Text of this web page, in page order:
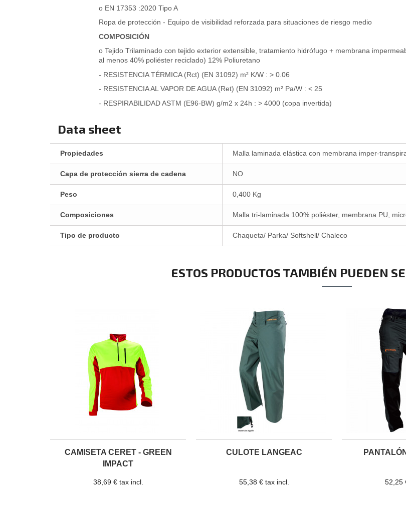
o EN 17353 :2020 Tipo A
Ropa de protección - Equipo de visibilidad reforzada para situaciones de riesgo medio
COMPOSICIÓN
o Tejido Trilaminado con tejido exterior extensible, tratamiento hidrófugo + membrana
al menos 40% poliéster reciclado) 12% Poliuretano
- RESISTENCIA TÉRMICA (Rct) (EN 31092) m² K/W : > 0.06
- RESISTENCIA AL VAPOR DE AGUA (Ret) (EN 31092) m² Pa/W : < 25
- RESPIRABILIDAD ASTM (E96-BW) g/m2 x 24h : > 4000 (copa invertida)
Data sheet
Propiedades Malla laminada elástica con membrana imper-
Capa de protección sierra de cadena NO
Peso 0,400 Kg
Composiciones Malla tri-laminada 100% poliéster, membrana PU,
Tipo de producto Chaqueta/ Parka/ Softshell/ Chaleco
ESTOS PRODUCTOS TAMBIÉN PUEDEN
CAMISETA CERET - GREEN
IMPACT
38,69 € tax incl.
CULOTE LANGEAC
55,38 € tax incl. 52,25